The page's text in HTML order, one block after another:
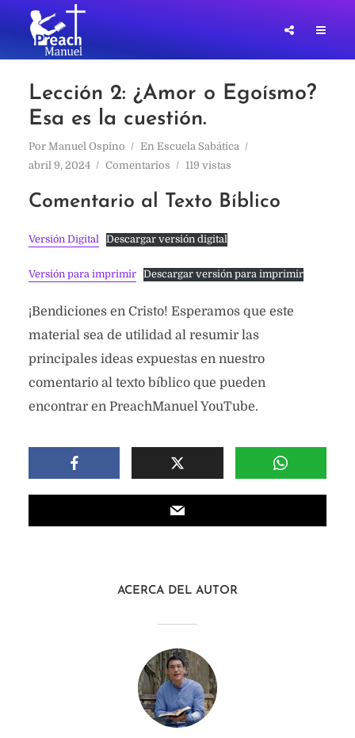
Lección 2: ¿Amor o Egoísmo?
Esa es la cuestión.
Por Manuel Ospino En Escuela Sabática
abril 9, 2024
Comentarios 119 vistas
Comentario al Texto Bíblico
Versión Digital Descargar versión digital
Versión para imprimir Descargar versión para imprimir
¡Bendiciones en Cristo! Esperamos que este
material sea de utilidad al resumir las
principales ideas expuestas en nuestro
comentario al texto bíblico que pueden
encontrar en PreachManuel YouTube.
ACERCA DEL AUTOR